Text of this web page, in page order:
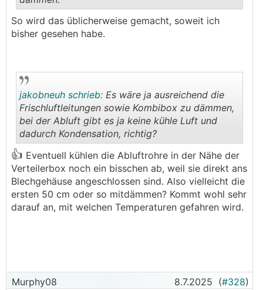
Ich will hier nicht in Werbung verfallen, sondern das
Ganze ganz nüchtern und offen durchleuchten:
Ich muss sagen, preislich sind die Geräte nicht
uninteressant!
bedeuten.
Wenn genügend Platz vorhanden ist, würde ich die
..
So wird das üblicherweise gemacht, soweit ich
bisher gesehen habe.
..
jakobneuh schrieb: Es wäre ja ausreichend die
Frischluftleitungen sowie Kombibox zu dämmen,
bei der Abluft gibt es ja keine kühle Luft und
dadurch Kondensation, richtig?
👍 Eventuell kühlen die Abluftrohre in der Nähe der
Verteilerbox noch ein bisschen ab, weil sie direkt ans
Blechgehäuse angeschlossen sind. Also vielleicht die
ersten 50 cm oder so mitdämmen? Kommt wohl sehr
darauf an, mit welchen Temperaturen gefahren wird.
Murphy08 8.7.2025 (#328)